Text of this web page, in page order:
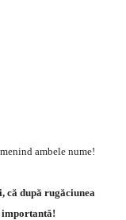
ambele nume!
că după rugăciunea
importantă!